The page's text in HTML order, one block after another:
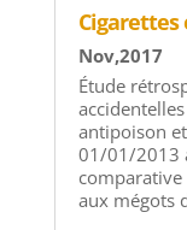
Nov,2017
Étude
antipoison
01/01/2013
comparative
aux mégots